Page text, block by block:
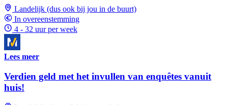
Landelijk (dus ook bij jou in de buurt)
In overeenstemming
4 - 32 uur per week
Lees meer
Verdien geld met het invullen van enquêtes vanuit
huis!